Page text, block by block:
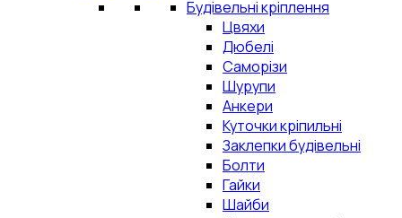
Будівельні кріплення
Цвяхи
Дюбелі
Саморізи
Шурупи
Анкери
Куточки кріпильні
Заклепки будівельні
Болти
Гайки
Шайби